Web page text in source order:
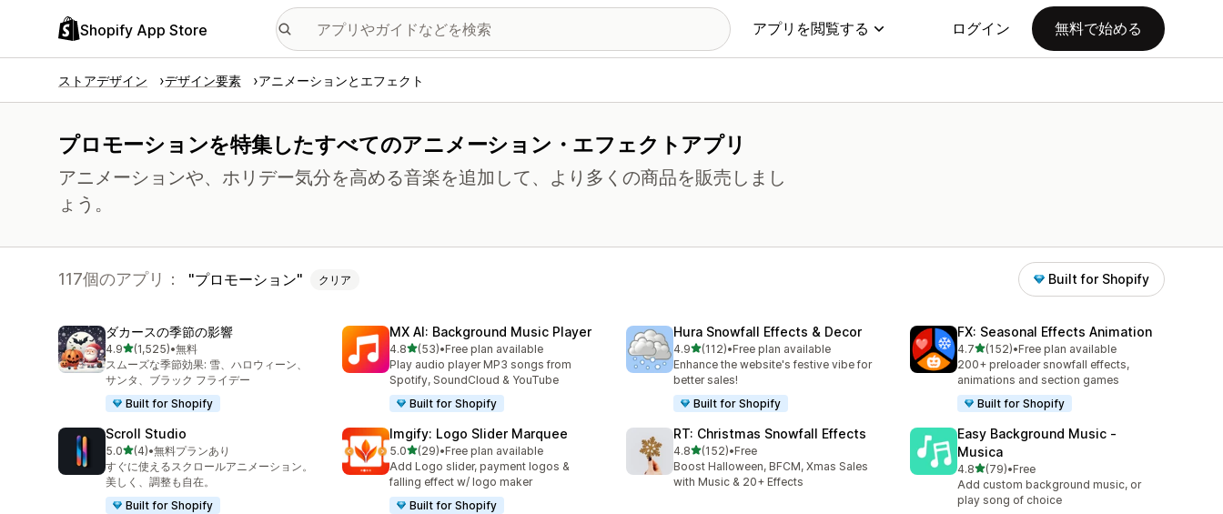
Shopify App Store アプリを閲覧する ログイン 無料で始める
ストアデザイン デザイン要素 アニメーションとエフェクト
プロモーションを特集したすべてのアニメーション・エフェクトアプリ
アニメーションや、ホリデー気分を高める音楽を追加して、より多くの商品を販売しまし
ょう。
117個のアプリ： プロモーション クリア Built for Shopify
ダカースの季節の影響
4.95つ星中
(1,525)
合計レビュー数：1525件
•無料
スムーズな季節効果: 雪、ハロウィーン、
サンタ、ブラック フライデー
Built for Shopify
MX AI: Background Music Player
4.85つ星中
(53)
合計レビュー数：53件
•Free plan available
Play audio player MP3 songs from
Spotify, SoundCloud & YouTube
Built for Shopify
Hura Snowfall Effects & Decor
4.95つ星中
(112)
合計レビュー数：112件
•Free plan available
Enhance the website's festive vibe for
better sales!
Built for Shopify
FX: Seasonal Effects Animation
4.75つ星中
(152)
合計レビュー数：152件
•Free plan available
200+ preloader snowfall effects,
animations and section games
Built for Shopify
Scroll Studio
5.05つ星中
(4)
合計レビュー数：4件
•無料プランあり
すぐに使えるスクロールアニメーション。
美しく、調整も自在。
Built for Shopify
Imgify: Logo Slider Marquee
5.05つ星中
(29)
合計レビュー数：29件
•Free plan available
Add Logo slider, payment logos &
falling effect w/ logo maker
Built for Shopify
RT: Christmas Snowfall Effects
4.85つ星中
(152)
合計レビュー数：152件
•Free
Boost Halloween, BFCM, Xmas Sales
with Music & 20+ Effects
Easy Background Music ‑
Musica
4.85つ星中
(79)
合計レビュー数：79件
•Free
Add custom background music, or
play song of choice